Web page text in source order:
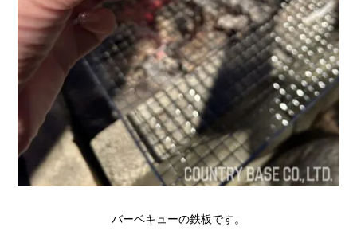
バーベキューの鉄板です。